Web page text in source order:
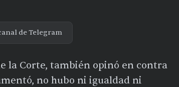
de Telegram
la Corte, también opinó en contra
no hubo ni igualdad ni